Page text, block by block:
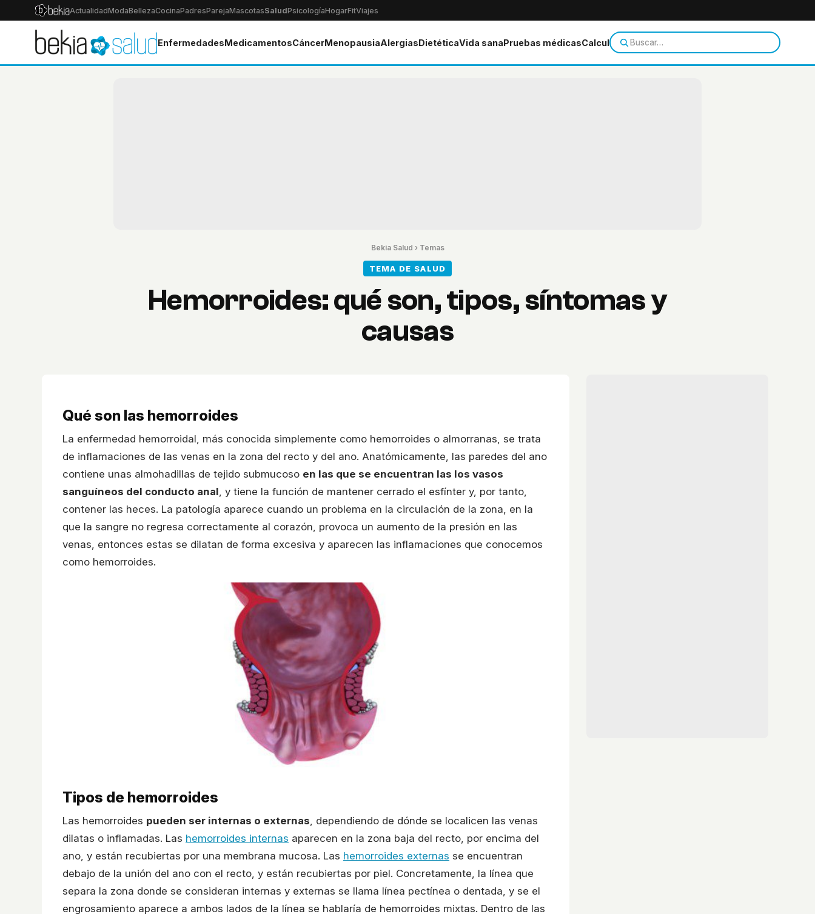
ActualidadModaBellezaCocinaPadresParejaMascotasSaludPsicologíaHogarFitViajes
EnfermedadesMedicamentosCáncerMenopausiaAlergiasDietéticaVida sanaPruebas médicasCalculadorasTemas de salud
Bekia Salud › Temas
TEMA DE SALUD
Hemorroides: qué son, tipos, síntomas y
causas
Qué son las hemorroides
La enfermedad hemorroidal, más conocida simplemente como hemorroides o almorranas, se trata
de inflamaciones de las venas en la zona del recto y del ano. Anatómicamente, las paredes del ano
contiene unas almohadillas de tejido submucoso en las que se encuentran las los vasos
sanguíneos del conducto anal, y tiene la función de mantener cerrado el esfínter y, por tanto,
contener las heces. La patología aparece cuando un problema en la circulación de la zona, en la
que la sangre no regresa correctamente al corazón, provoca un aumento de la presión en las
venas, entonces estas se dilatan de forma excesiva y aparecen las inflamaciones que conocemos
como hemorroides.
Tipos de hemorroides
Las hemorroides pueden ser internas o externas , dependiendo de dónde se localicen las venas
dilatas o inflamadas. Las hemorroides internas aparecen en la zona baja del recto, por encima del
ano, y están recubiertas por una membrana mucosa. Las hemorroides externas se encuentran
debajo de la unión del ano con el recto, y están recubiertas por piel. Concretamente, la línea que
separa la zona donde se consideran internas y externas se llama línea pectínea o dentada, y se el
engrosamiento aparece a ambos lados de la línea se hablaría de hemorroides mixtas. Dentro de las